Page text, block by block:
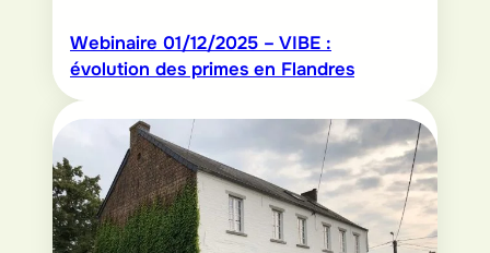
Webinaire 01/12/2025 – VIBE :
évolution des primes en Flandres